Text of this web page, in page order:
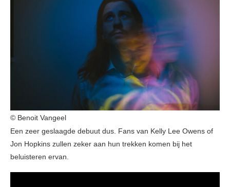
© Benoit Vangeel
Een zeer geslaagde debuut dus. Fans van Kelly Lee Owens of
Jon Hopkins zullen zeker aan hun trekken komen bij het
beluisteren ervan.